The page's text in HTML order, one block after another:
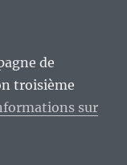
de
troisième
sur